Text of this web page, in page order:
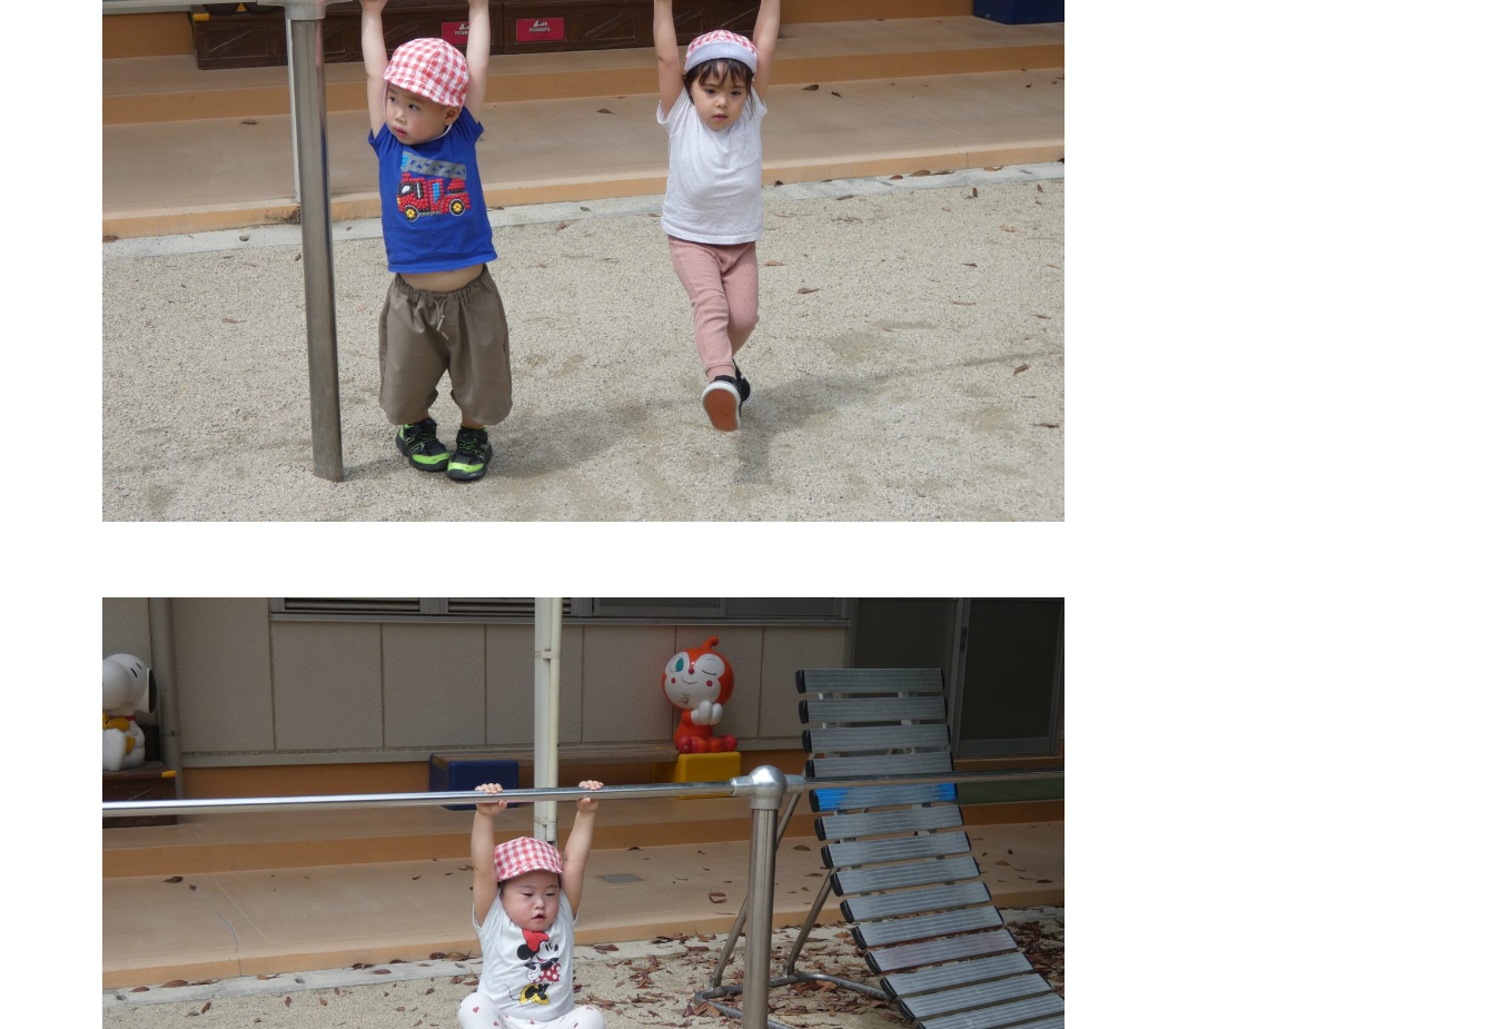
お知らせ 今日の幼稚園 園児募集要項
教職員募集
安⼼・安全対策
課外教室
理事長のことば
教育と保育
美⽊多幼稚園の理想
園の1⽇
年間⾏事
預かり保育［ヒラソル ]
美⽊多チコス
美⽊多チコスについて
美⽊多チコスブログ
未就園児クラス
0歳親子登園［マカロンクラス ]
1歳・2歳親子登園［マリポサクラス ]
2歳児ひとり登園［ゆず組 ]
グループ施設・
関係先リンク
学校法⼈鴨⾕学園 鳳幼稚園
学校法⼈諏訪森学園 諏訪森幼稚園
社会福祉法人野田福祉会